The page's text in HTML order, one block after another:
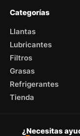
Categorías
Llantas
Lubricantes
Filtros
Grasas
Refrigerantes
Tienda
¿Necesitas